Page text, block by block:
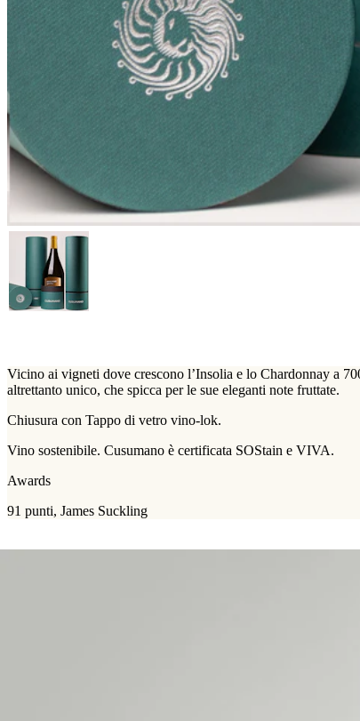
Vicino ai vigneti dove crescono l’Insolia e lo Chardonnay a
altrettanto unico, che spicca per le sue eleganti note fruttate.
Chiusura con Tappo di vetro vino-lok.
Vino sostenibile. Cusumano è certificata SOStain e VIVA.
Awards
91 punti, James Suckling